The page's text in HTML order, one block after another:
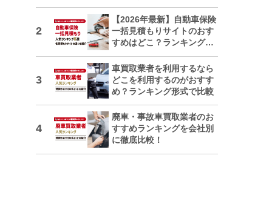
トも解説
【2026年最新】自動車保険
一括見積もりサイトのおす
すめはどこ？ランキングで
車買取業者を利用するなら
どこを利用するのがおすす
め？ランキング形式で比較
廃車・事故車買取業者のお
すすめランキングを会社別
に徹底比較！